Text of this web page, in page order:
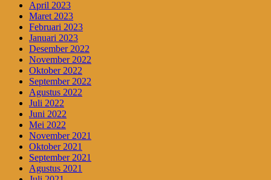
April 2023
Maret 2023
Februari 2023
Januari 2023
Desember 2022
November 2022
Oktober 2022
September 2022
Agustus 2022
Juli 2022
Juni 2022
Mei 2022
November 2021
Oktober 2021
September 2021
Agustus 2021